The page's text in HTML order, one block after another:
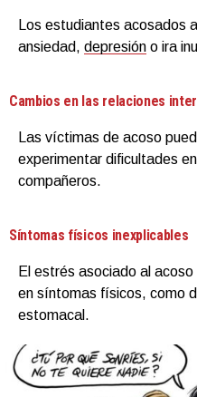
Los estudiantes acosados
ansiedad, depresión o ira
Cambios en las relaciones
Las víctimas de acoso
experimentar dificultades
compañeros.
Síntomas físicos inexplicables
El estrés asociado al
en síntomas físicos, como
estomacal.